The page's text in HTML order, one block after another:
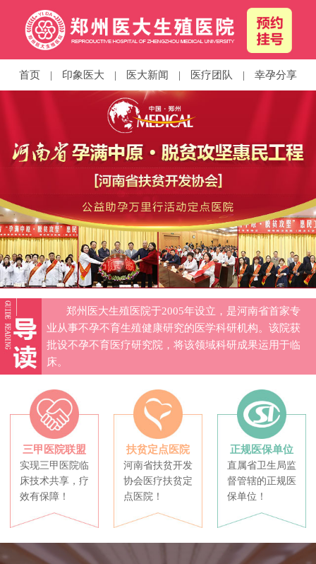
首页 | 印象医大 | 医大新闻 | 医疗团队 | 幸孕分享
郑州医大生殖医院于2005年设立，是河南省首家专
业从事不孕不育生殖健康研究的医学科研机构。该院获
批设不孕不育医疗研究院，将该领域科研成果运用于临
床。
三甲医院联盟
实现三甲医院临
床技术共享，疗
效有保障！
扶贫定点医院
河南省扶贫开发
协会医疗扶贫定
点医院！
正规医保单位
直属省卫生局监
督管辖的正规医
保单位！